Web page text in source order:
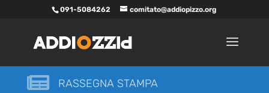
091-5084262 comitato@addiopizzo.org
 RASSEGNA STAMPA